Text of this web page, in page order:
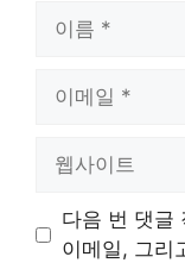
트
다음 번 댓글
이메일, 그리